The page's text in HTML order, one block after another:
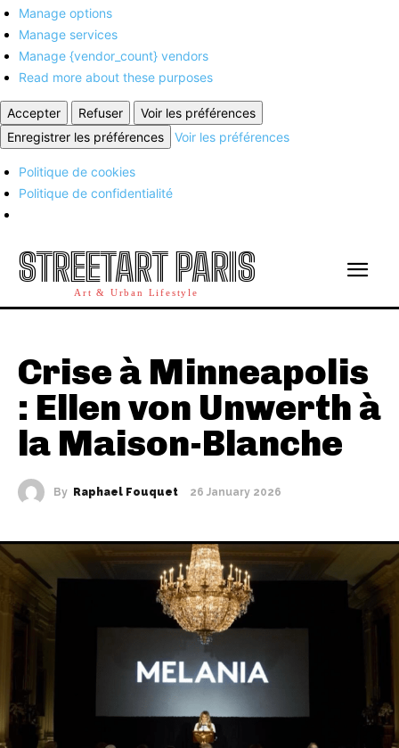
Manage options
Manage services
Manage {vendor_count} vendors
Read more about these purposes
Accepter Refuser
Voir les préférences
Enregistrer les préférences
Voir les préférences
Politique de cookies
Politique de confidentialité
STREETART PARIS
Art & Urban Lifestyle
Crise à Minneapolis
: Ellen von Unwerth à
la Maison-Blanche
By Raphael Fouquet 26 January 2026